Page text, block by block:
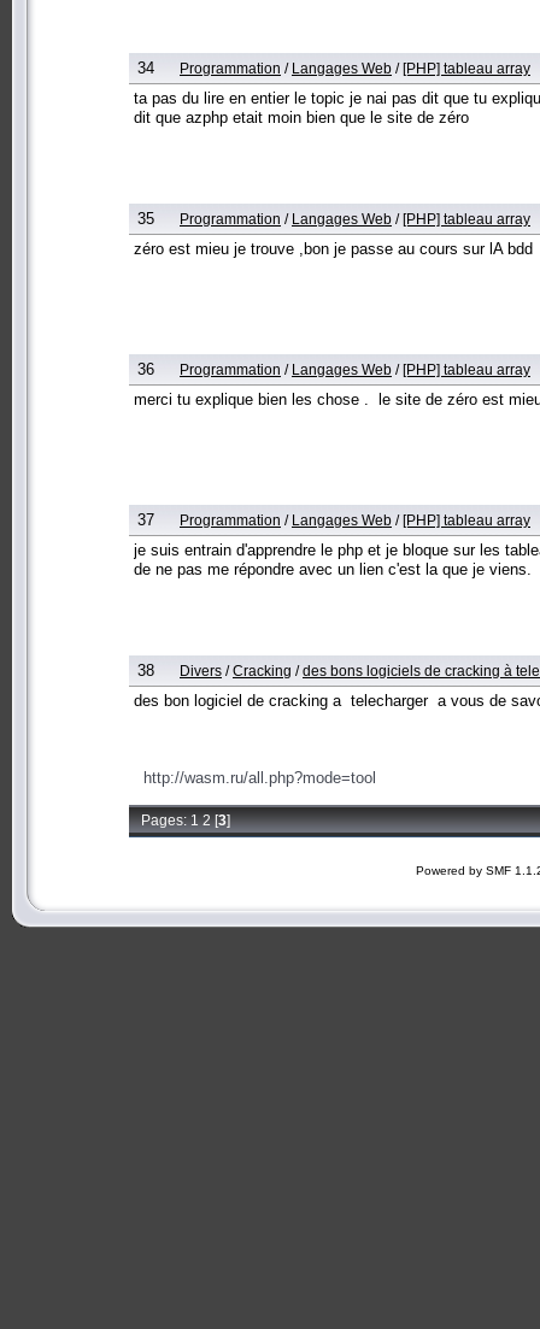
34 Programmation / Langages Web /[PHP] tableau array
ta pas du lire en entier le topic je nai pas dit que tu
dit que azphp etait moin bien que le site de zéro
35 Programmation / Langages Web /[PHP] tableau array
zéro est mieu je trouve ,bon je passe au cours sur lA bdd
36 Programmation / Langages Web /[PHP] tableau array
merci tu explique bien les chose . le site de zéro est
37 Programmation / Langages Web /[PHP] tableau array
je suis entrain d'apprendre le php et je bloque sur les
de ne pas me répondre avec un lien c'est la que je viens.
38 Divers /Cracking /des bons logiciels de cracking à
des bon logiciel de cracking a telecharger a vous
http://wasm.ru/all.php?mode=tool
Pages:1 2[3]
Powered by SMF